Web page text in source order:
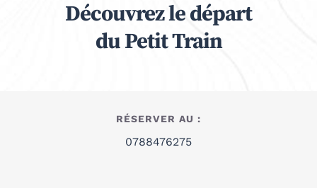
Découvrez le départ
du Petit Train
RÉSERVER AU :
0788476275